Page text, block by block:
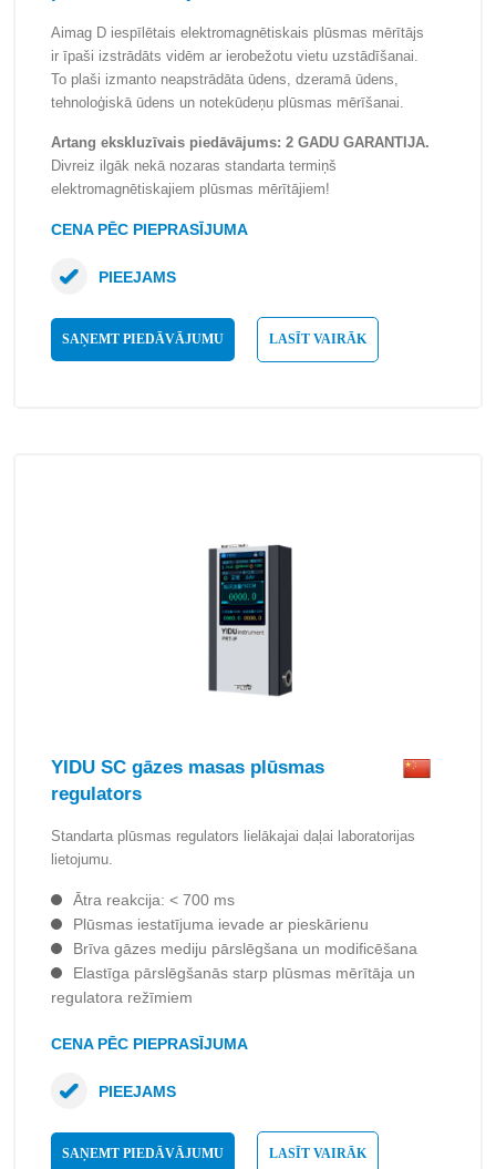
Aimag D iespīlētais elektromagnētiskais plūsmas mērītājs
ir īpaši izstrādāts vidēm ar ierobežotu vietu uzstādīšanai.
To plaši izmanto neapstrādāta ūdens, dzeramā ūdens,
tehnoloģiskā ūdens un notekūdeņu plūsmas mērīšanai.
Artang ekskluzīvais piedāvājums: 2 GADU GARANTIJA.
Divreiz ilgāk nekā nozaras standarta termiņš
elektromagnētiskajiem plūsmas mērītājiem!
CENA PĒC PIEPRASĪJUMA
SAŅEMT PIEDĀVĀJUMU LASĪT VAIRĀK
PIEEJAMS
YIDU SC gāzes masas plūsmas
regulators
Standarta plūsmas regulators lielākajai daļai laboratorijas
lietojumu.
Ātra reakcija: < 700 ms
Plūsmas iestatījuma ievade ar pieskārienu
Brīva gāzes mediju pārslēgšana un modificēšana
Elastīga pārslēgšanās starp plūsmas mērītāja un
regulatora režīmiem
CENA PĒC PIEPRASĪJUMA
SAŅEMT PIEDĀVĀJUMU LASĪT VAIRĀK
PIEEJAMS